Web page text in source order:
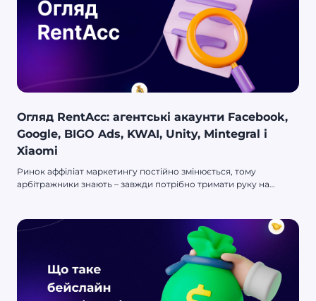
Огляд RentAcc: агентські акаунти Facebook,
Google, BIGO Ads, KWAI, Unity, Mintegral і
Xiaomi
Ринок аффіліат маркетингу постійно змінюється, тому
арбітражники знають – завжди потрібно тримати руку на